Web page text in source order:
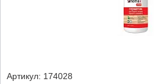
Артикул: 174028